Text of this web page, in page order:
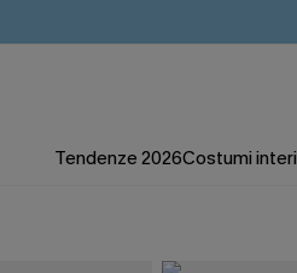
Tendenze 2026Costumi interi